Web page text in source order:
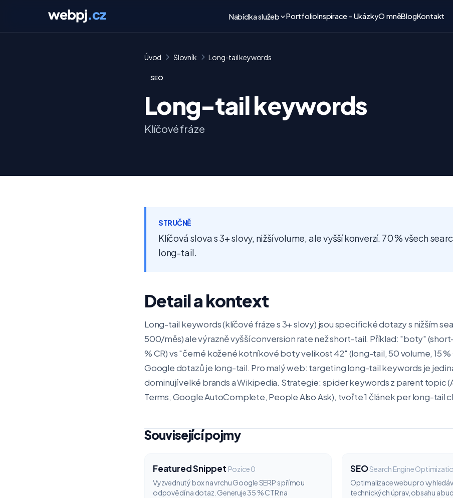
Nabídka služeb PortfolioInspirace - UkázkyO mněBlogKontakt
Úvod Slovník Long-tail keywords
SEO
Long-tail keywords
Klíčové fráze
STRUČNĚ
Klíčová slova s 3+ slovy, nižší volume, ale vyšší konverzí. 70 % všech
long-tail.
Detail a kontext
Long-tail keywords (klíčové fráze s 3+ slovy) jsou specifické dotazy s nižším
500/měs) ale výrazně vyšší conversion rate než short-tail. Příklad: "boty"
% CR) vs "černé kožené kotníkové boty velikost 42" (long-tail, 50 volume, 15 %
Google dotazů je long-tail. Pro malý web: targeting long-tail keywords je
dominují velké brands a Wikipedia. Strategie: spider keywords z parent topic
Terms, Google AutoComplete, People Also Ask), tvořte 1 článek per long-tail
Související pojmy
Featured Snippet Pozice 0
Vyzvednutý box na vrchu Google SERP s přímou
odpovědí na dotaz. Generuje 35 % CTR na
SEOSearch Engine
Optimalizace webu pro
technických úprav, obsahu a